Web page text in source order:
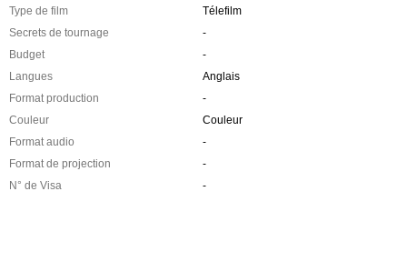
Type de film
Télefilm
Secrets de tournage
-
Budget
-
Langues
Anglais
Format production
-
Couleur
Couleur
Format audio
-
Format de projection
-
N° de Visa
-